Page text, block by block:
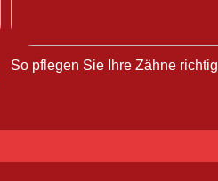
So pflegen Sie Ihre Zähne richtig